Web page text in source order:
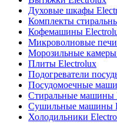
Духовые шкафы
Комплекты
Кофемашины
Микроволновые
Морозильные
Плиты Electrolux
Подогреватели
Посудомоечные
Стиральные машины
Сушильные машины
Холодильники